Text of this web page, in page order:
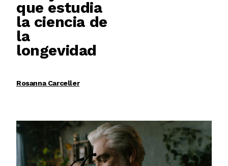
que estudia
la ciencia de
la
longevidad
Rosanna Carceller